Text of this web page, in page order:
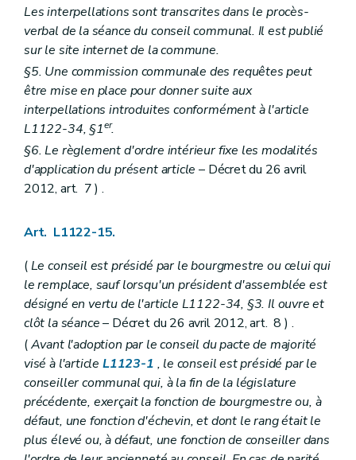
Sous-section première Le greffier
Art. L2212-56
Art. L2212-57
Art. L2212-59
Art. L2212-60
Art. L2212-61
Sous-section 2
Art. L2212-63
Art. L2212-64
Art. L2212-70
Art. L2212-71
Art. L2212-72
Section 6 Les commissaires d'arrondissement
Art. L2212-73
Incompatibilités et conflits d'intérêts
Art. L2212-74
Art. L2212-75
Art. L2212-76
Art. L2212-77
Art. L2212-78
Art. L2212-79
Art. L2212-80
Art. L2212-81
Les interpellations sont transcrites dans le procès-
verbal de la séance du conseil communal. Il est publié
sur le site internet de la commune.
§5. Une commission communale des requêtes peut
être mise en place pour donner suite aux
interpellations introduites conformément à l'article
L1122-34, §1er.
§6. Le règlement d'ordre intérieur fixe les modalités
d'application du présent article – Décret du 26 avril
2012, art. 7 ) .
Art. L1122-15.
(Le conseil est présidé par le bourgmestre ou celui qui
le remplace, sauf lorsqu'un président d'assemblée est
désigné en vertu de l'article L1122-34, §3. Il ouvre et
clôt la séance– Décret du 26 avril 2012, art. 8 ) .
(Avant l'adoption par le conseil du pacte de majorité
visé à l'article L1123-1 , le conseil est présidé par le
conseiller communal qui, à la fin de la législature
précédente, exerçait la fonction de bourgmestre ou, à
défaut, une fonction d'échevin, et dont le rang était le
plus élevé ou, à défaut, une fonction de conseiller dans